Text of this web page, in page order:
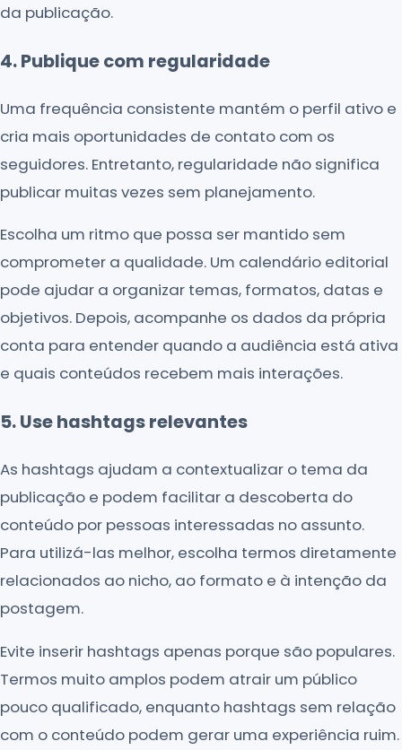
da publicação.
4. Publique com regularidade
Uma frequência consistente mantém o perfil ativo e
cria mais oportunidades de contato com os
seguidores. Entretanto, regularidade não significa
publicar muitas vezes sem planejamento.
Escolha um ritmo que possa ser mantido sem
comprometer a qualidade. Um calendário editorial
pode ajudar a organizar temas, formatos, datas e
objetivos. Depois, acompanhe os dados da própria
conta para entender quando a audiência está ativa
e quais conteúdos recebem mais interações.
5. Use hashtags relevantes
As hashtags ajudam a contextualizar o tema da
publicação e podem facilitar a descoberta do
conteúdo por pessoas interessadas no assunto.
Para utilizá-las melhor, escolha termos diretamente
relacionados ao nicho, ao formato e à intenção da
postagem.
Evite inserir hashtags apenas porque são populares.
Termos muito amplos podem atrair um público
pouco qualificado, enquanto hashtags sem relação
com o conteúdo podem gerar uma experiência ruim.